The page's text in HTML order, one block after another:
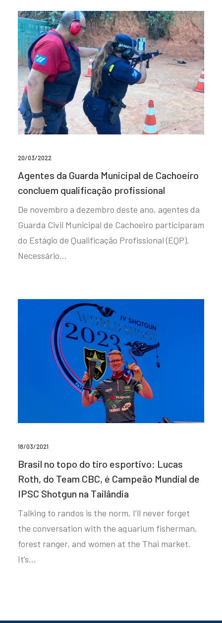
20/03/2022
Agentes da Guarda Municipal de Cachoeiro
concluem qualificação profissional
De novembro a dezembro deste ano, agentes da
Guarda Civil Municipal de Cachoeiro participaram
do Estágio de Qualificação Profissional (EQP).
Necessário…
18/03/2021
Brasil no topo do tiro esportivo: Lucas
Roth, do Team CBC, é Campeão Mundial de
IPSC Shotgun na Tailândia
Talking to randos is the norm. I’ll never forget
the conversation with the aquarium fisherman,
forest ranger, and women at the Thai market.
It’s…